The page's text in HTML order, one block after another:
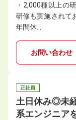
・2,000種以上の
研修も実施されて
年間休…
お問い合わせ
正社員
土日休み◎未
系エンジニア